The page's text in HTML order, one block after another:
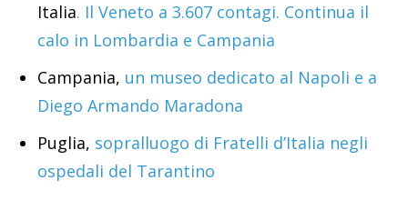
Italia. Il Veneto a 3.607 contagi. Continua il
calo in Lombardia e Campania
Campania, un museo dedicato al Napoli e a
Diego Armando Maradona
Puglia, sopralluogo di Fratelli d’Italia negli
ospedali del Tarantino